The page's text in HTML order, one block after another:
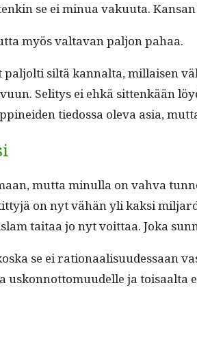
se ei min­ua vaku­u­ta.
myös val­ta­van paljon pahaa.
siltä kannal­ta, mil­laisen
Seli­tys ei ehkä sit­tenkään
tiedos­sa ole­va asia,
mut­ta min­ul­la on vah­va
on nyt vähän yli kak­si
taitaa jo nyt voit­taa. Joka
se ei ratio­naal­isu­udessaan
uskon­not­to­muudelle ja